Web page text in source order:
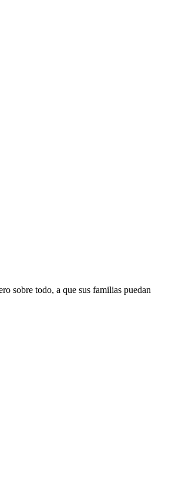
sobre todo, a que sus familias puedan